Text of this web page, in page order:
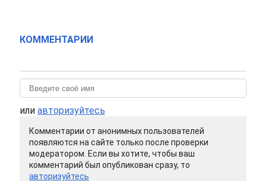
КОММЕНТАРИИ
или авторизуйтесь
Комментарии от анонимных пользователей
появляются на сайте только после проверки
модератором. Если вы хотите, чтобы ваш
комментарий был опубликован сразу, то
авторизуйтесь